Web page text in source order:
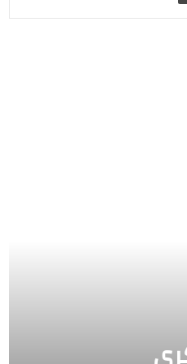
السيارة الحديثة